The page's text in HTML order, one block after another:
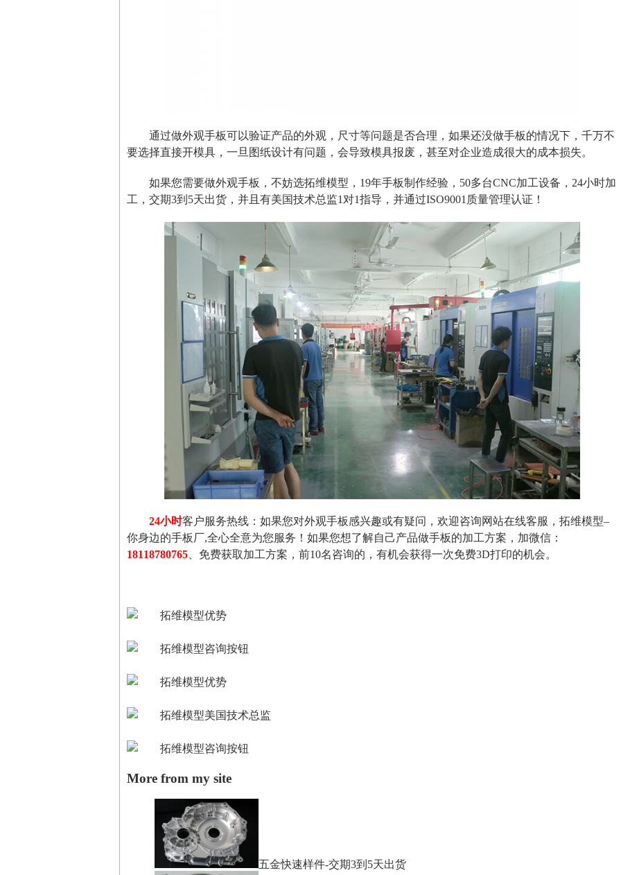
通过做外观手板可以验证产品的外观，尺寸等问题是否合理，如果还没做手板的情况下，千万不
要选择直接开模具，一旦图纸设计有问题，会导致模具报废，甚至对企业造成很大的成本损失。
如果您需要做外观手板，不妨选拓维模型，19年手板制作经验，50多台CNC加工设备，24小时加
工，交期3到5天出货，并且有美国技术总监1对1指导，并通过ISO9001质量管理认证！
24小时客户服务热线：如果您对外观手板感兴趣或有疑问，欢迎咨询网站在线客服，拓维模型–
你身边的手板厂,全心全意为您服务！如果您想了解自己产品做手板的加工方案，加微信：
18118780765、免费获取加工方案，前10名咨询的，有机会获得一次免费3D打印的机会。
More from my site
五金快速样件-交期3到5天出货